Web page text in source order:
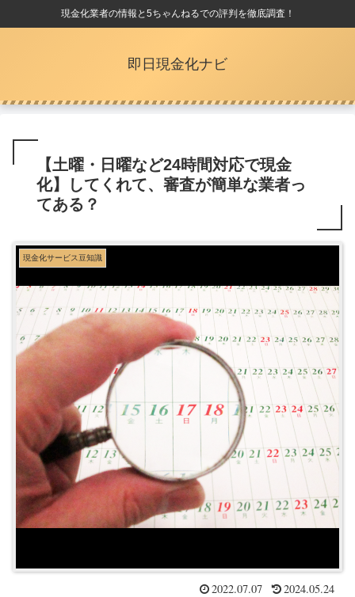
現金化業者の情報と5ちゃんねるでの評判を徹底調査！
即日現金化ナビ
【土曜・日曜など24時間対応で現金
化】してくれて、審査が簡単な業者っ
てある？
現金化サービス豆知識
2022.07.07 2024.05.24